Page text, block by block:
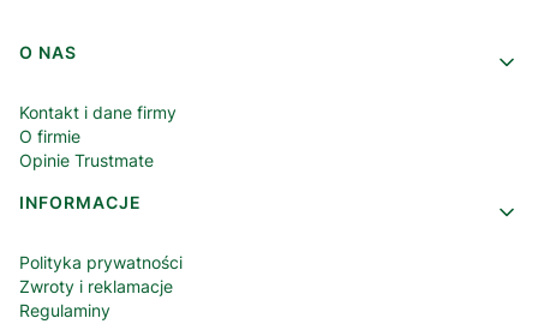
Linki w stopce
O NAS
Kontakt i dane firmy
O firmie
Opinie Trustmate
INFORMACJE
Polityka prywatności
Zwroty i reklamacje
Regulaminy